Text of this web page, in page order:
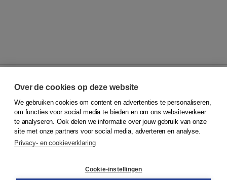
© 2026Koninklijke Boom uitgevers
Klantenservice
Service & informatie
Contact
Over de cookies op deze website
We gebruiken cookies om content en advertenties te personaliseren,
om functies voor social media te bieden en om ons websiteverkeer
te analyseren. Ook delen we informatie over jouw gebruik van onze
site met onze partners voor social media, adverteren en analyse.
Privacy- en cookieverklaring
Cookie-instellingen